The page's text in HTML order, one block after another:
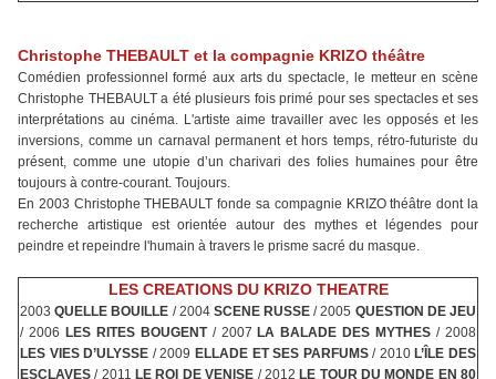
Christophe THEBAULT et la compagnie KRIZO théâtre
Comédien professionnel formé aux arts du spectacle, le metteur en scène
Christophe THEBAULT a été plusieurs fois primé pour ses spectacles et ses
interprétations au cinéma. L'artiste aime travailler avec les opposés et les
inversions, comme un carnaval permanent et hors temps, rétro-futuriste du
présent, comme une utopie d’un charivari des folies humaines pour être
toujours à contre-courant. Toujours.
En 2003 Christophe THEBAULT fonde sa compagnie KRIZO théâtre dont la
recherche artistique est orientée autour des mythes et légendes pour
peindre et repeindre l'humain à travers le prisme sacré du masque.
LES CREATIONS DU KRIZO THEATRE
2003QUELLE BOUILLE / 2004 SCENE RUSSE / 2005 QUESTION DE JEU
/ 2006 LES RITES BOUGENT/ 2007 LA BALADE DES MYTHES / 2008
LES VIES D’ULYSSE / 2009 ELLADE ET SES PARFUMS/ 2010 L’ÎLE DES
ESCLAVES / 2011 LE ROI DE VENISE / 2012 LE TOUR DU MONDE EN 80